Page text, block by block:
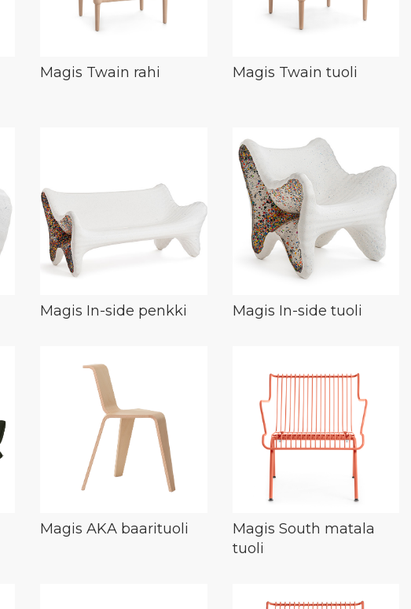
Magis Twain rahi Magis Twain tuoli
Magis In-side penkki Magis In-side tuoli
Magis AKA baarituoli
Magis South matala
tuoli